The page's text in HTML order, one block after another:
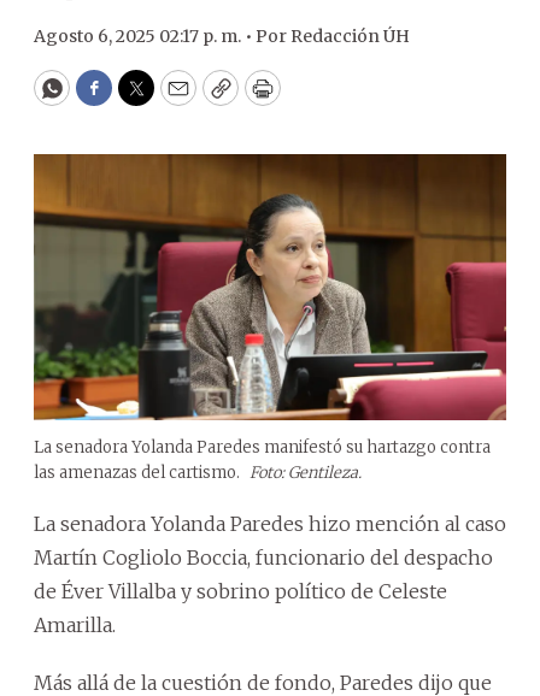
Agosto 6, 2025 02:17 p. m. • Por Redacción ÚH
WhatsApp
Facebook
Twitter
EmailCopyPrint
La senadora Yolanda Paredes manifestó su hartazgo contra
las amenazas del cartismo. Foto: Gentileza.
La senadora Yolanda Paredes hizo mención al caso
Martín Cogliolo Boccia, funcionario del despacho
de Éver Villalba y sobrino político de Celeste
Amarilla.
Más allá de la cuestión de fondo, Paredes dijo que